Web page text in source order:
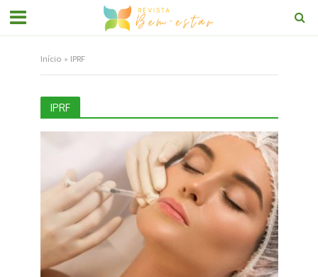
Início » IPRF
IPRF